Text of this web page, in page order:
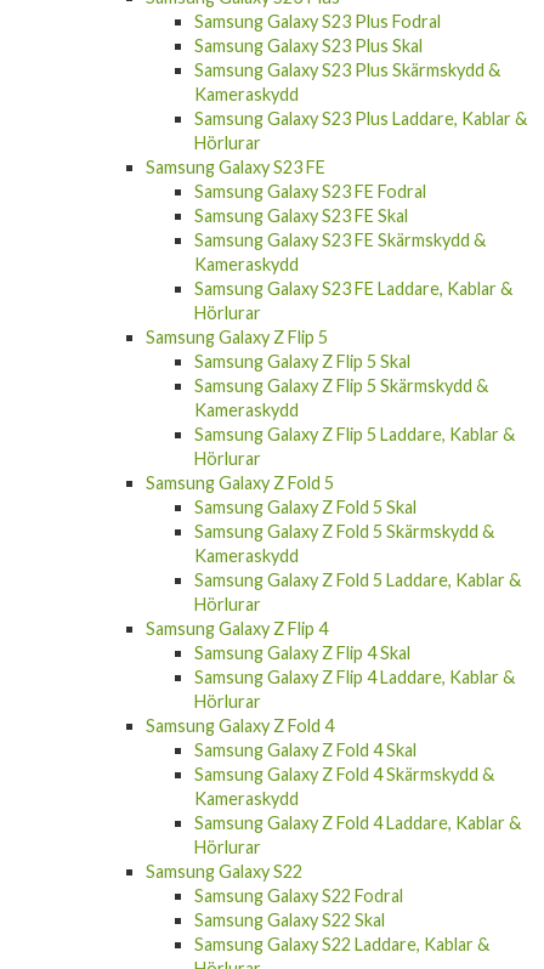
Samsung Galaxy S23 Plus Fodral
Samsung Galaxy S23 Plus Skal
Samsung Galaxy S23 Plus Skärmskydd &
Kameraskydd
Samsung Galaxy S23 Plus Laddare, Kablar &
Hörlurar
Samsung Galaxy S23 FE
Samsung Galaxy S23 FE Fodral
Samsung Galaxy S23 FE Skal
Samsung Galaxy S23 FE Skärmskydd &
Kameraskydd
Samsung Galaxy S23 FE Laddare, Kablar &
Hörlurar
Samsung Galaxy Z Flip 5
Samsung Galaxy Z Flip 5 Skal
Samsung Galaxy Z Flip 5 Skärmskydd &
Kameraskydd
Samsung Galaxy Z Flip 5 Laddare, Kablar &
Hörlurar
Samsung Galaxy Z Fold 5
Samsung Galaxy Z Fold 5 Skal
Samsung Galaxy Z Fold 5 Skärmskydd &
Kameraskydd
Samsung Galaxy Z Fold 5 Laddare, Kablar &
Hörlurar
Samsung Galaxy Z Flip 4
Samsung Galaxy Z Flip 4 Skal
Samsung Galaxy Z Flip 4 Laddare, Kablar &
Hörlurar
Samsung Galaxy Z Fold 4
Samsung Galaxy Z Fold 4 Skal
Samsung Galaxy Z Fold 4 Skärmskydd &
Kameraskydd
Samsung Galaxy Z Fold 4 Laddare, Kablar &
Hörlurar
Samsung Galaxy S22
Samsung Galaxy S22 Fodral
Samsung Galaxy S22 Skal
Samsung Galaxy S22 Laddare, Kablar &